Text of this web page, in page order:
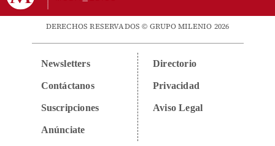
DERECHOS RESERVADOS © GRUPO MILENIO 2026
Newsletters
Contáctanos
Suscripciones
Anúnciate
Directorio
Privacidad
Aviso Legal